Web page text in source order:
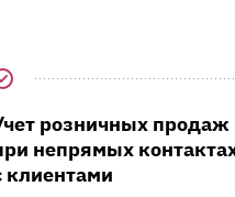
розничных продаж
непрямых
клиентами